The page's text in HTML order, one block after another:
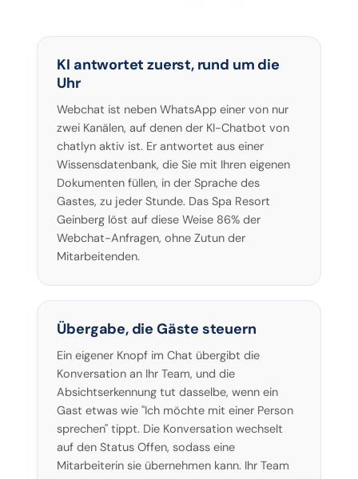
KI antwortet zuerst, rund um die
Uhr
Webchat ist neben WhatsApp einer von nur
zwei Kanälen, auf denen der KI-Chatbot von
chatlyn aktiv ist. Er antwortet aus einer
Wissensdatenbank, die Sie mit Ihren eigenen
Dokumenten füllen, in der Sprache des
Gastes, zu jeder Stunde. Das Spa Resort
Geinberg löst auf diese Weise 86% der
Webchat-Anfragen, ohne Zutun der
Mitarbeitenden.
Übergabe, die Gäste steuern
Ein eigener Knopf im Chat übergibt die
Konversation an Ihr Team, und die
Absichtserkennung tut dasselbe, wenn ein
Gast etwas wie "Ich möchte mit einer Person
sprechen" tippt. Die Konversation wechselt
auf den Status Offen, sodass eine
Mitarbeiterin sie übernehmen kann. Ihr Team